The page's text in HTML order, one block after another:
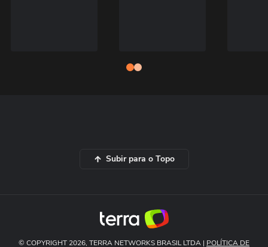
Subir para o Topo
© COPYRIGHT 2026, TERRA NETWORKS BRASIL LTDA | POLÍTICA DE